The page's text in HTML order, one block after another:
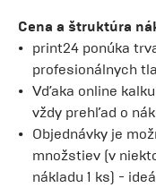
Cena a štruktúra
print24 ponúka
profesionálnych
Vďaka online
vždy prehľad o
Objednávky je
množstiev (v
nákladu 1 ks) -